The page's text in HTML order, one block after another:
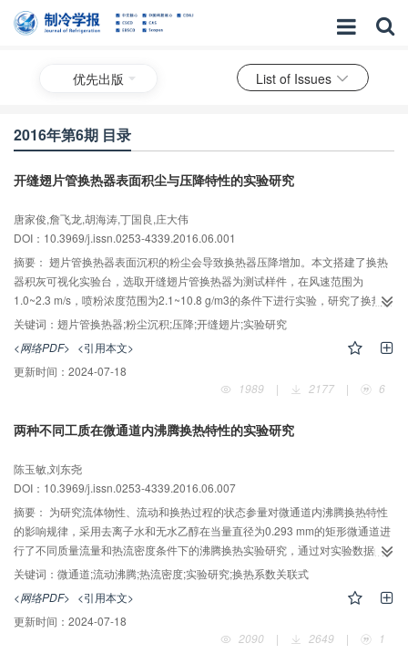
优先出版 List of Issues
2016年第6期 目录
开缝翅片管换热器表面积尘与压降特性的实验研究
唐家俊,詹飞龙,胡海涛,丁国良,庄大伟
DOI：10.3969/j.issn.0253-4339.2016.06.001
摘要： 翅片管换热器表面沉积的粉尘会导致换热器压降增加。本文搭建了换热
器积灰可视化实验台，选取开缝翅片管换热器为测试样件，在风速范围为
1.0~2.3 m/s，喷粉浓度范围为2.1~10.8 g/m3的条件下进行实验，研究了换热器
表面的粉尘沉积特性及空气侧压降变化。结果表明：粉尘主要沉积在翅片迎风
面的前缘开缝处以及换热管的迎风面上；高风速有利于粉尘沉积并增大积灰前
后压降增幅，在风速变化范围内，粉尘沉积量最多增加98.4%，积灰前后压降
增幅最多增加93.8%；提高喷粉浓度有利于粉尘沉积并增大积灰前后的压降增
幅；在喷粉浓度变化范围内，粉尘沉积量最多增加22.8%，积灰前后压降增幅
态。
关键词： 翅片管换热器;粉尘沉积;压降;开缝翅片;实验研究
<网络PDF> <引用本文>
更新时间： 2024-07-18
1989
| 2177 | 6
两种不同工质在微通道内沸腾换热特性的实验研究
陈玉敏,刘东尧
DOI：10.3969/j.issn.0253-4339.2016.06.007
摘要： 为研究流体物性、流动和换热过程的状态参量对微通道内沸腾换热特性
的影响规律，采用去离子水和无水乙醇在当量直径为0.293 mm的矩形微通道进
行了不同质量流量和热流密度条件下的沸腾换热实验研究，通过对实验数据的
计算和处理，分析总结了流体的热物性、质量流量、热流密度、干度和Bo数等
参量对沸腾换热系数的影响规律。结果表明：沸腾换热系数随着热流密度、干
度和Bo数的增大而降低，核态沸腾占主导地位；相同的质量流量和热流密度条
件下，去离子水的沸腾换热系数明显高于无水乙醇的沸腾换热系数，并且前者
的换热系数随质量流量的增大而增大，而后者变化不明显。根据考虑了通道尺
关键词： 微通道;流动沸腾;热流密度;实验研究;换热系数关联式
<网络PDF> <引用本文>
更新时间： 2024-07-18
2090
| 2649 | 1